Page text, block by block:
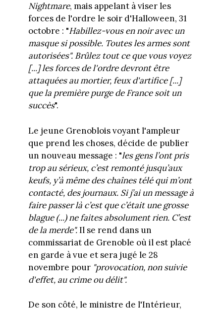
Nightmare, mais appelant à viser les
forces de l'ordre le soir d'Halloween, 31
octobre : "Habillez-vous en noir avec un
masque si possible. Toutes les armes sont
autorisées". Brûlez tout ce que vous voyez
[...] les forces de l'ordre devront être
attaquées au mortier, feux d'artifice [...]
que la première purge de France soit un
succès".
Le jeune Grenoblois voyant l'ampleur
que prend les choses, décide de publier
un nouveau message : "les gens l’ont pris
trop au sérieux, c’est remonté jusqu’aux
keufs, y’à même des chaînes télé qui m’ont
contacté, des journaux. Si j’ai un message à
faire passer là c’est que c’était une grosse
blague (...) ne faites absolument rien. C’est
de la merde".Il se rend dans un
commissariat de Grenoble où il est placé
en garde à vue et sera jugé le 28
novembre pour "provocation, non suivie
d'effet, au crime ou délit".
De son côté, le ministre de l'Intérieur,